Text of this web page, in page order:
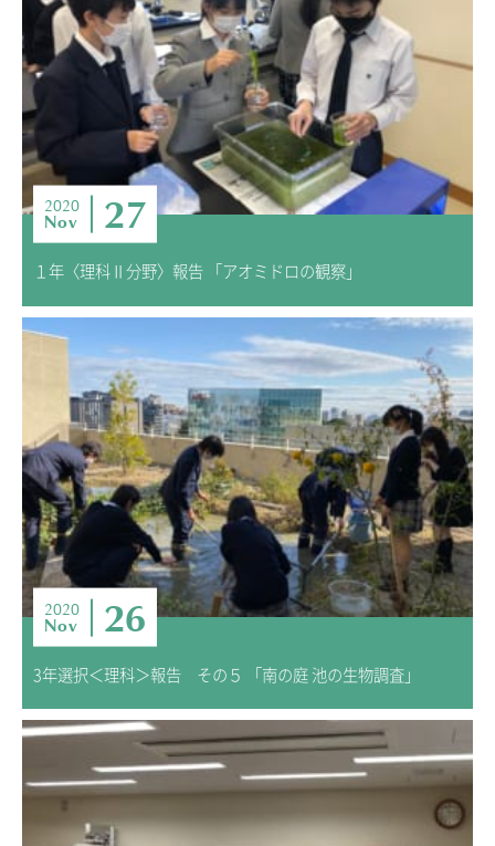
2020
Nov 27
１年〈理科Ⅱ分野〉報告 「アオミドロの観察」
2020
Nov 26
3年選択＜理科＞報告 その５ 「南の庭 池の生物調査」